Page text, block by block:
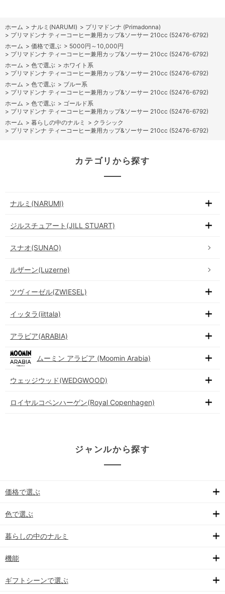
ホーム > ナルミ(NARUMI) > プリマドンナ (Primadonna)
> プリマドンナ ティーコーヒー兼用カップ&ソーサー 210cc (52476-6792)
ホーム > 価格で選ぶ > 5000円～10,000円
> プリマドンナ ティーコーヒー兼用カップ&ソーサー 210cc (52476-6792)
ホーム > 色で選ぶ > ホワイト系
> プリマドンナ ティーコーヒー兼用カップ&ソーサー 210cc (52476-6792)
ホーム > 色で選ぶ > ブルー系
> プリマドンナ ティーコーヒー兼用カップ&ソーサー 210cc (52476-6792)
ホーム > 色で選ぶ > ゴールド系
> プリマドンナ ティーコーヒー兼用カップ&ソーサー 210cc (52476-6792)
ホーム > 暮らしの中のナルミ > クラシック
> プリマドンナ ティーコーヒー兼用カップ&ソーサー 210cc (52476-6792)
カテゴリから探す
ナルミ(NARUMI)
ジルスチュアート(JILL STUART)
スナオ(SUNAO)
ルザーン(Luzerne)
ツヴィーゼル(ZWIESEL)
イッタラ(iittala)
アラビア(ARABIA)
ムーミン アラビア (Moomin Arabia)
ウェッジウッド(WEDGWOOD)
ロイヤルコペンハーゲン(Royal Copenhagen)
ジャンルから探す
価格で選ぶ
色で選ぶ
暮らしの中のナルミ
機能
ギフトシーンで選ぶ